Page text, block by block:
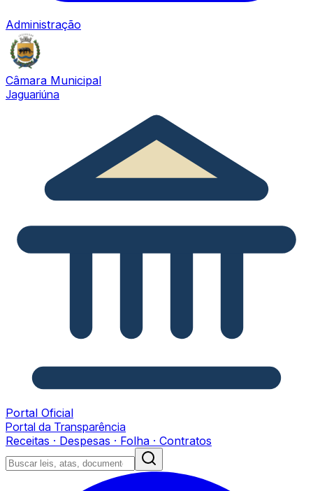
Administração
Câmara Municipal
Jaguariúna
Portal Oficial
Portal da Transparência
Receitas · Despesas · Folha · Contratos